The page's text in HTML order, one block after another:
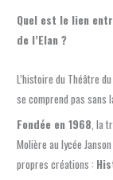
Quel est le lien
de l’Elan ?
L’histoire du Théâtre
se comprend pas sans
Fondée en 1968 , la
Molière au lycée
propres créations :